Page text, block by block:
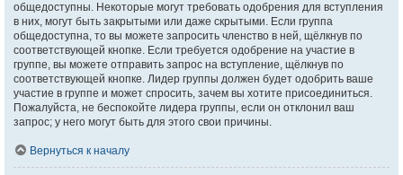
общедоступны. Некоторые могут требовать одобрения для вступления
в них, могут быть закрытыми или даже скрытыми. Если группа
общедоступна, то вы можете запросить членство в ней, щёлкнув по
соответствующей кнопке. Если требуется одобрение на участие в
группе, вы можете отправить запрос на вступление, щёлкнув по
соответствующей кнопке. Лидер группы должен будет одобрить ваше
участие в группе и может спросить, зачем вы хотите присоединиться.
Пожалуйста, не беспокойте лидера группы, если он отклонил ваш
запрос; у него могут быть для этого свои причины.
Вернуться к началу